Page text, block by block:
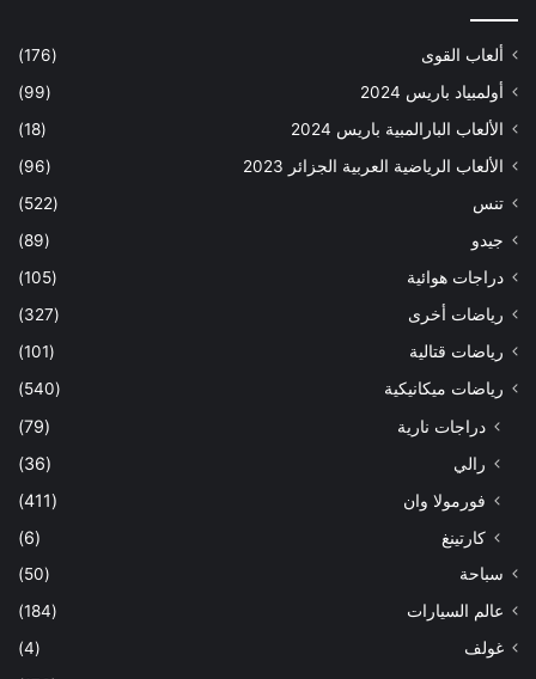
ألعاب القوى
(176)
أولمبياد باريس 2024
(99)
الألعاب البارالمبية باريس 2024
(18)
الألعاب الرياضية العربية الجزائر 2023
(96)
تنس
(522)
جيدو
(89)
دراجات هوائية
(105)
رياضات أخرى
(327)
رياضات قتالية
(101)
رياضات ميكانيكية
(540)
دراجات نارية
(79)
رالي
(36)
فورمولا وان
(411)
كارتينغ
(6)
سباحة
(50)
عالم السيارات
(184)
غولف
(4)